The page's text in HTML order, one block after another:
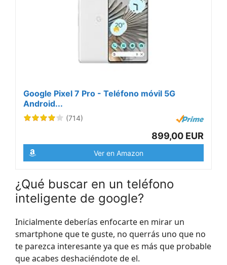
Google Pixel 7 Pro - Teléfono móvil 5G
Android...
(714)
899,00 EUR
Ver en Amazon
¿Qué buscar en un teléfono
inteligente de google?
Inicialmente deberías enfocarte en mirar un
smartphone que te guste, no querrás uno que no
te parezca interesante ya que es más que probable
que acabes deshaciéndote de el.